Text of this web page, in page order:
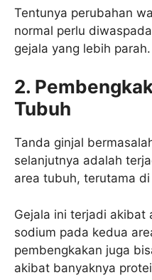
Tentunya perubahan
normal perlu
gejala yang lebih parah.
2.
Tubuh
Tanda ginjal
selanjutnya adalah
area tubuh, terutama
Gejala ini terjadi akibat
sodium pada kedua
pembengkakan juga
akibat banyaknya